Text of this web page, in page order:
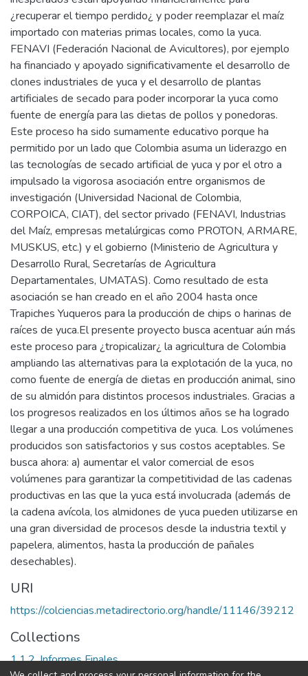
¿recuperar el tiempo perdido¿ y poder reemplazar el maíz
importado con materias primas locales, como la yuca.
FENAVI (Federación Nacional de Avicultores), por ejemplo
ha financiado y apoyado significativamente el desarrollo de
clones industriales de yuca y el desarrollo de plantas
artificiales de secado para poder incorporar la yuca como
fuente de energía para las dietas de pollos y ponedoras.
Este proceso ha sido sumamente educativo porque ha
permitido por un lado que Colombia asuma un liderazgo en
las tecnologías de secado artificial de yuca y por el otro a
impulsado la vigorosa asociación entre organismos de
investigación (Universidad Nacional de Colombia,
CORPOICA, CIAT), del sector privado (FENAVI, Industrias
del Maíz, empresas metalúrgicas como PROTON, ARMARE,
MUSKUS, etc.) y el gobierno (Ministerio de Agricultura y
Desarrollo Rural, Secretarías de Agricultura
Departamentales, UMATAS). Como resultado de esta
asociación se han creado en el año 2004 hasta once
Trapiches Yuqueros para la producción de chips o harinas de
raíces de yuca.El presente proyecto busca acentuar aún más
este proceso para ¿tropicalizar¿ la agricultura de Colombia
ampliando las alternativas para la explotación de la yuca, no
como fuente de energía de dietas en producción animal, sino
de su almidón para distintos procesos industriales. Gracias a
los progresos realizados en los últimos años se ha logrado
llegar a una producción competitiva de yuca. Los volúmenes
producidos son satisfactorios y sus costos aceptables. Se
busca ahora: a) aumentar el valor comercial de esos
volúmenes para garantizar la competitividad de las cadenas
productivas en las que la yuca está involucrada (además de
la cadena avícola, los almidones de yuca pueden utilizarse en
una gran diversidad de procesos desde la industria textil y
papelera, alimentos, hasta la producción de pañales
desechables).
URI
https://colciencias.metadirectorio.org/handle/11146/39212
Collections
1.1.2. Informes Finales